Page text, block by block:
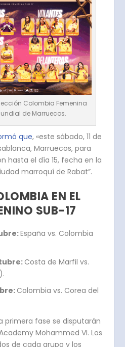
Colombia Femenina
de Marruecos.
que, «este sábado, 11 de
Marruecos, para
hasta el día 15, fecha en la
marroquí de Rabat”.
EN EL
SUB-17
España vs. Colombia
Costa de Marfil vs.
Colombia vs. Corea del
primera fase se disputarán
Mohammed VI. Los
de cada grupo y los